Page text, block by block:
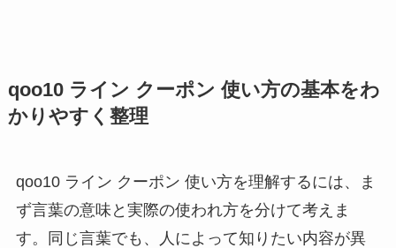
qoo10 ライン クーポン 使い方の基本をわ
かりやすく整理
qoo10 ライン クーポン 使い方を理解するには、ま
ず言葉の意味と実際の使われ方を分けて考えま
す。同じ言葉でも、人によって知りたい内容が異